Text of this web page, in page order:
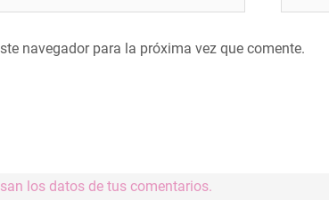
navegador para la próxima vez que comente.
los datos de tus comentarios.